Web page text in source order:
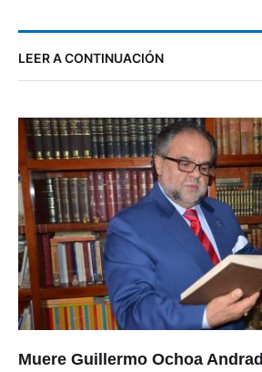
LEER A CONTINUACIÓN
Muere Guillermo Ochoa